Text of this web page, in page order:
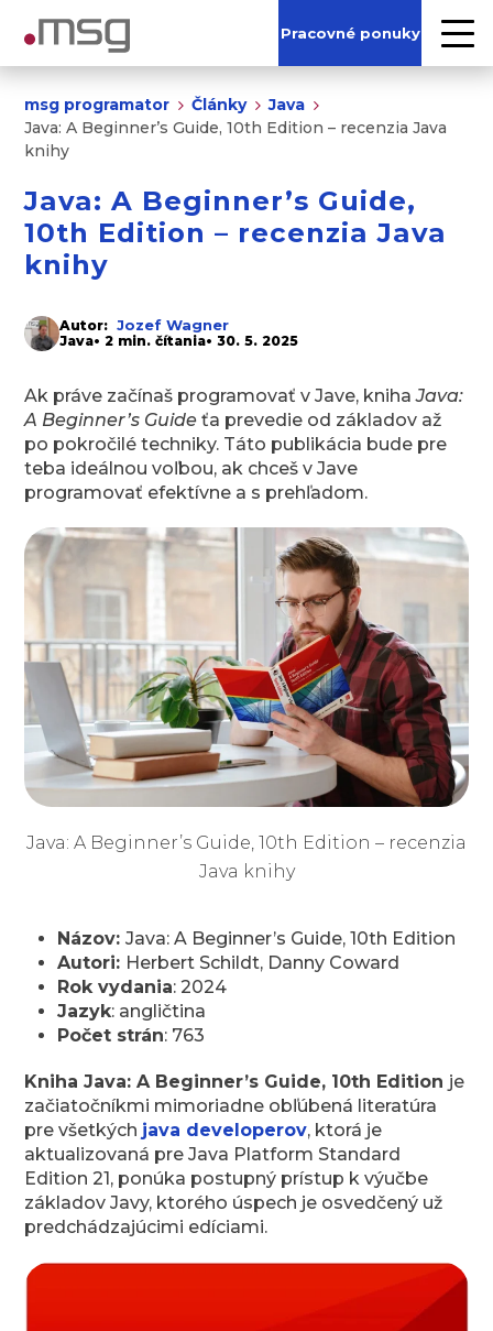
Pracovné ponuky
msg programator Články
Java
Java: A Beginner’s Guide, 10th Edition – recenzia Java
knihy
Java: A Beginner’s Guide,
10th Edition – recenzia Java
knihy
Autor: Jozef Wagner
Java• 2 min. čítania• 30. 5. 2025
Ak práve začínaš programovať v Jave, knihaJava:
A Beginner’s Guideťa prevedie od základov až
po pokročilé techniky. Táto publikácia bude pre
teba ideálnou voľbou, ak chceš v Jave
programovať efektívne a s prehľadom.
Java: A Beginner’s Guide, 10th Edition – recenzia
Java knihy
Názov:Java: A Beginner’s Guide, 10th Edition
Autori: Herbert Schildt, Danny Coward
Rok vydania: 2024
Jazyk: angličtina
Počet strán: 763
Kniha Java: A Beginner’s Guide, 10th Edition je
začiatočníkmi mimoriadne obľúbená literatúra
pre všetkých java developerov, ktorá je
aktualizovaná pre Java Platform Standard
Edition 21, ponúka postupný prístup k výučbe
základov Javy, ktorého úspech je osvedčený už
predchádzajúcimi edíciami.